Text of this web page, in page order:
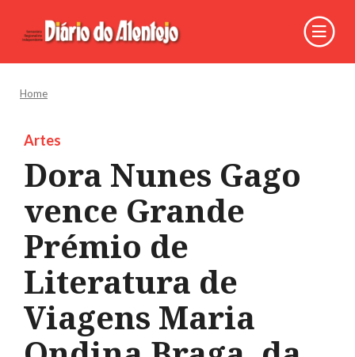
Home
Artes
Dora Nunes Gago
vence Grande
Prémio de
Literatura de
Viagens Maria